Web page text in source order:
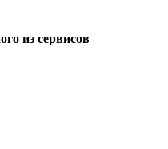
из сервисов